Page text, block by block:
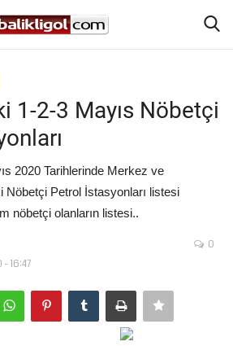
1-2-3 Mayıs Nöbetçi
2020 Tarihlerinde Merkez ve
Nöbetçi Petrol İstasyonları listesi
nöbetçi olanların listesi..
16:47
0